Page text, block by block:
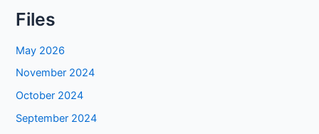
Files
May 2026
November 2024
October 2024
September 2024